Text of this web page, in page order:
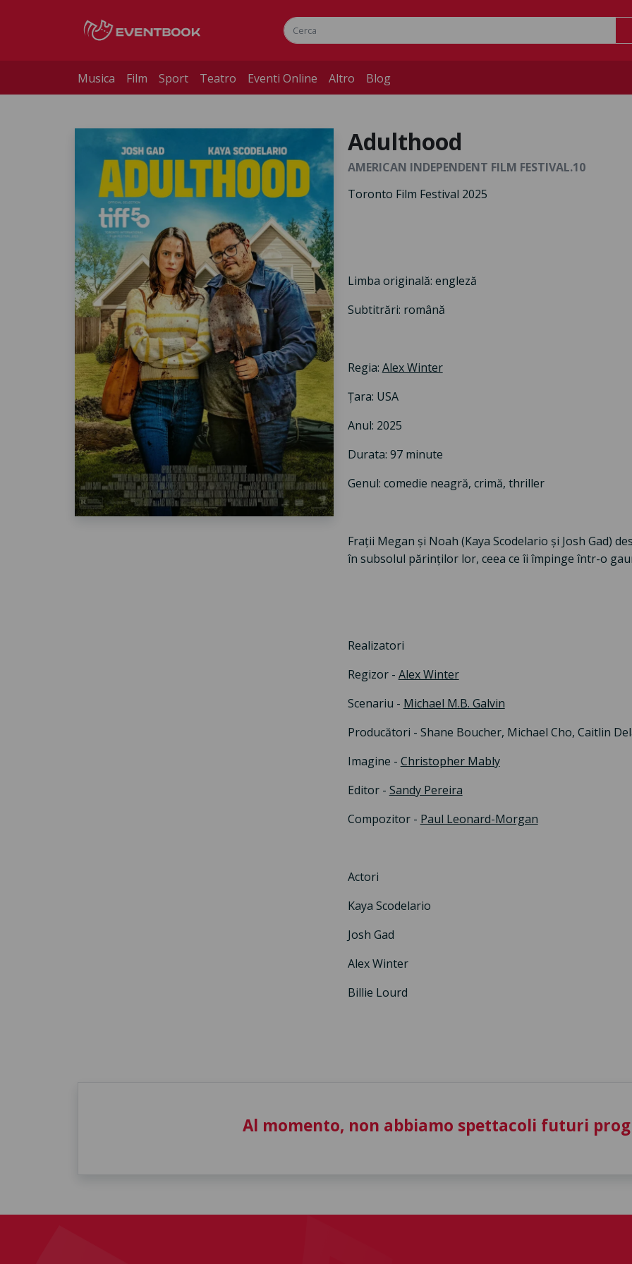
Musica Film Sport Teatro Eventi Online Altro Blog
Adulthood
AMERICAN INDEPENDENT FILM FESTIVAL.10
Toronto Film Festival 2025
Limba originală: engleză
Subtitrări: română
Regia: Alex Winter
Țara: USA
Anul: 2025
Durata: 97 minute
Genul: comedie neagră, crimă, thriller
Frații Megan și Noah (Kaya Scodelario și Josh Gad)
în subsolul părinților lor, ceea ce îi împinge într-o
Realizatori
Regizor - Alex Winter
Scenariu - Michael M.B. Galvin
Producători - Shane Boucher, Michael Cho, Caitlin
Imagine - Christopher Mably
Editor - Sandy Pereira
Compozitor - Paul Leonard-Morgan
Actori
Kaya Scodelario
Josh Gad
Alex Winter
Billie Lourd
Al momento, non abbiamo spettacoli futuri